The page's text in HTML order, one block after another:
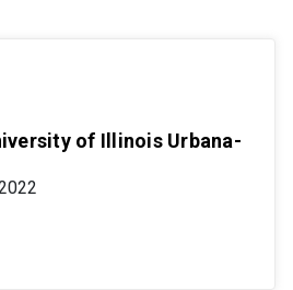
of Illinois Urbana-